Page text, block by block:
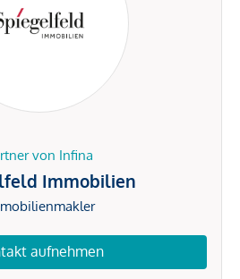
von Infina
Immobilien
aufnehmen